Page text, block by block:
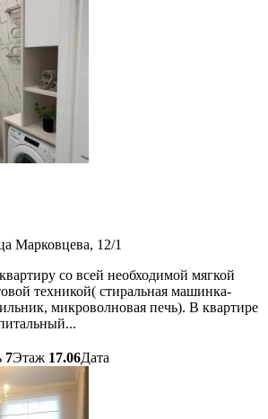
Марковцева, 12/1
со всей необходимой мягкой
техникой( стиральная машинка-
микроволновая печь). В квартире
7Этаж 17.06Дата